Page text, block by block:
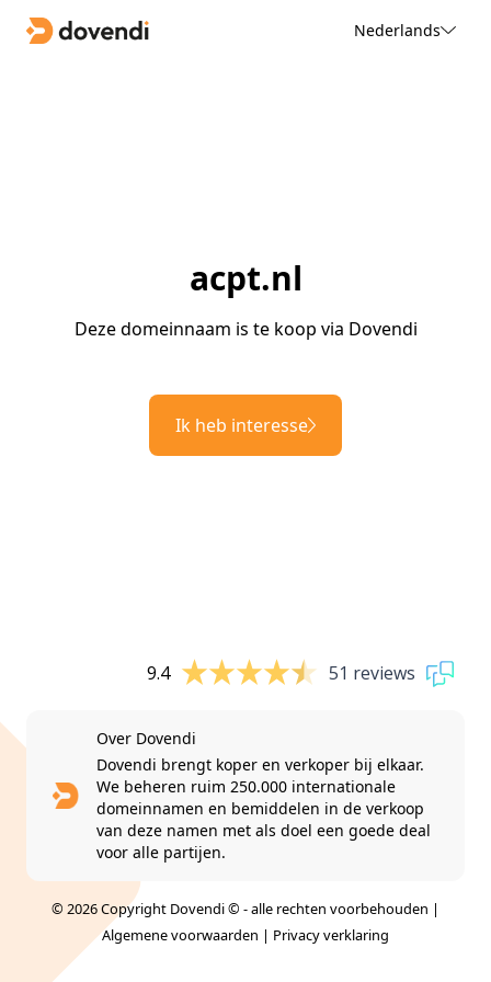
Nederlands
acpt.nl
Deze domeinnaam is te koop via Dovendi
Ik heb interesse
9.4 51 reviews
Over Dovendi
Dovendi brengt koper en verkoper bij elkaar.
We beheren ruim 250.000 internationale
domeinnamen en bemiddelen in de verkoop
van deze namen met als doel een goede deal
voor alle partijen.
© 2026 Copyright Dovendi © - alle rechten voorbehouden |
Algemene voorwaarden | Privacy verklaring